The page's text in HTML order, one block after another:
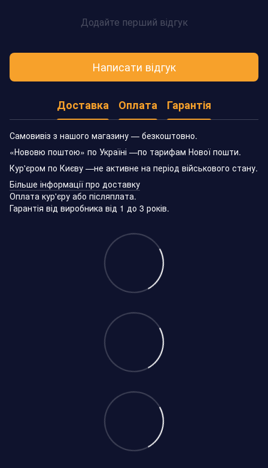
Додайте перший відгук
Написати відгук
Доставка Оплата Гарантія
Самовивіз з нашого магазину — безкоштовно.
«Нововю поштою» по Україні —по тарифам Нової пошти.
Кур'єром по Києву —не активне на період військового стану.
Більше інформації про доставку
Оплата кур'єру або післяплата.
Гарантія від виробника від 1 до 3 років.